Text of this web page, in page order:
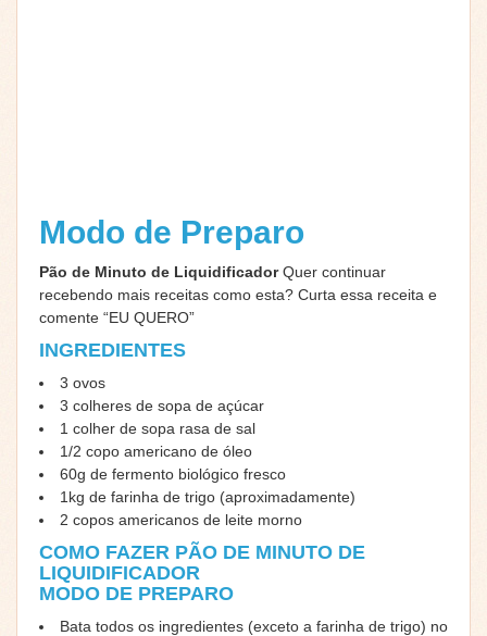
Modo de Preparo
Pão de Minuto de LiquidificadorQuer continuar
recebendo mais receitas como esta? Curta essa receita e
comente “EU QUERO”
INGREDIENTES
3 ovos
3 colheres de sopa de açúcar
1 colher de sopa rasa de sal
1/2 copo americano de óleo
60g de fermento biológico fresco
1kg de farinha de trigo (aproximadamente)
2 copos americanos de leite morno
COMO FAZER PÃO DE MINUTO DE
LIQUIDIFICADOR
MODO DE PREPARO
Bata todos os ingredientes (exceto a farinha de trigo) no